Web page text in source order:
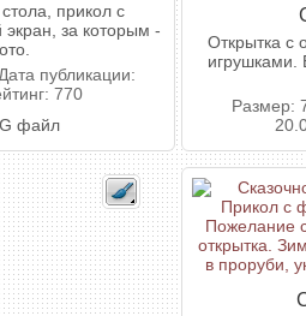
прикол с
за которым -
публикации:
770
файл
Открытка
игрушками.
Размер: